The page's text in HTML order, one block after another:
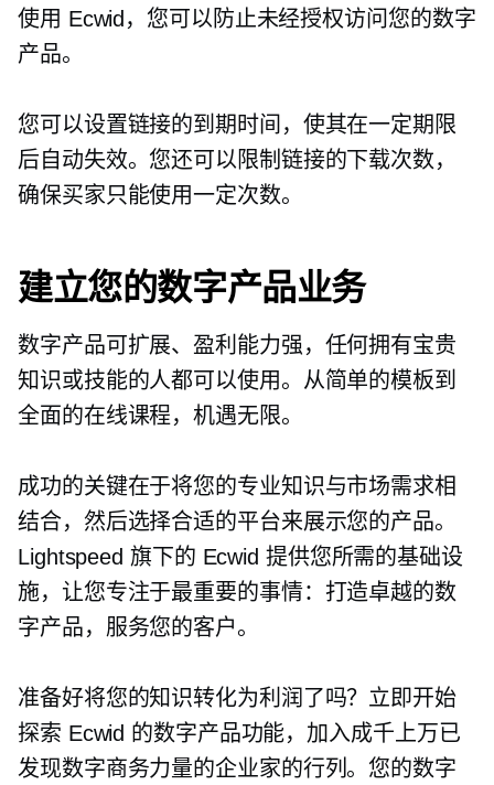
使用 Ecwid，您可以防止未经授权访问您的数字
产品。
您可以设置链接的到期时间，使其在一定期限
后自动失效。您还可以限制链接的下载次数，
确保买家只能使用一定次数。
建立您的数字产品业务
数字产品可扩展、盈利能力强，任何拥有宝贵
知识或技能的人都可以使用。从简单的模板到
全面的在线课程，机遇无限。
成功的关键在于将您的专业知识与市场需求相
结合，然后选择合适的平台来展示您的产品。
Lightspeed 旗下的 Ecwid 提供您所需的基础设
施，让您专注于最重要的事情：打造卓越的数
字产品，服务您的客户。
准备好将您的知识转化为利润了吗？立即开始
探索 Ecwid 的数字产品功能，加入成千上万已
发现数字商务力量的企业家的行列。您的数字